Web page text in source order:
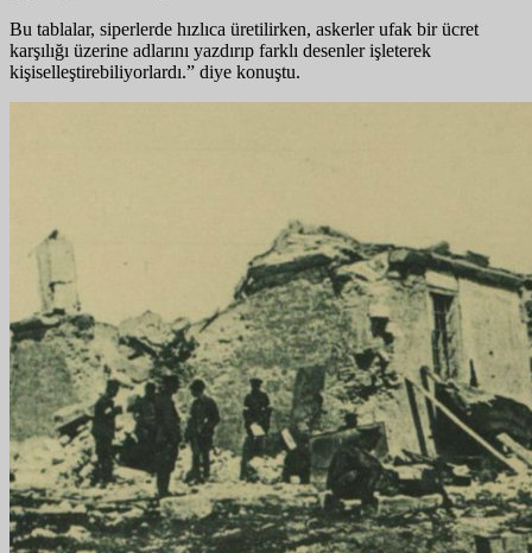
Bu tablalar, siperlerde hızlıca üretilirken, askerler ufak bir ücret
karşılığı üzerine adlarını yazdırıp farklı desenler işleterek
kişiselleştirebiliyorlardı.” diye konuştu.